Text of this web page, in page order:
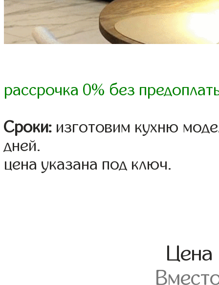
рассрочка 0% без
Сроки: изготовим кухню
дней.
цена указана под ключ.
Цена